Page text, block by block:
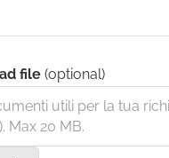
file (optional)
utili per la tua
Max 20 MB.